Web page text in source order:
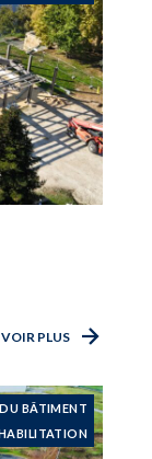
VOIR PLUS
BÂTIMENT